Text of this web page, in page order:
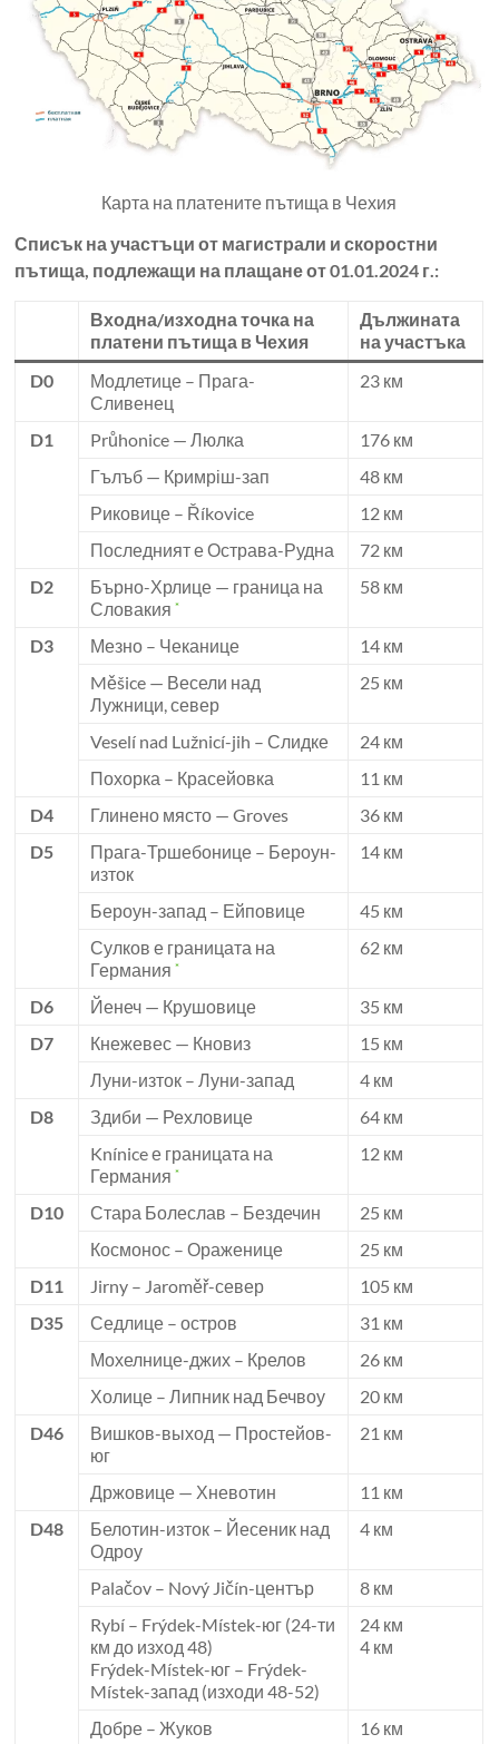
Карта на платените пътища в Чехия
Списък на участъци от магистрали и скоростни
пътища, подлежащи на плащане от 01.01.2024 г.:
Входна/изходна точка на
платени пътища в Чехия
Дължината
на участъка
D0
Модлетице – Прага-
Сливенец
23 км
D1 Průhonice — Люлка
176 км
Гълъб — Кримріш-зап
48 км
Риковице – Říkovice
12 км
Последният е Острава-Рудна
72 км
D2
Бърно-Хрлице — граница на
Словакия*
58 км
D3 Мезно – Чеканице
14 км
Měšice — Весели над
Лужници, север
25 км
Veselí nad Lužnicí-jih – Слидке
24 км
Похорка – Красейовка
11 км
D4
Глинено място — Groves
36 км
D5
Прага-Тршебонице – Бероун-
изток
14 км
Бероун-запад – Ейповице
45 км
Сулков е границата на
Германия*
62 км
D6 Йенеч — Крушовице
35 км
D7
Кнежевес — Кновиз
15 км
Луни-изток – Луни-запад
4 км
D8
Здиби — Рехловице
64 км
Knínice е границата на
Германия*
12 км
D10 Стара Болеслав – Бездечин
25 км
Космонос – Ораженице
25 км
D11
Jirny – Jaroměř-север
105 км
D35
Седлице – остров
31 км
Мохелнице-джих – Крелов
26 км
Холице – Липник над Бечвоу
20 км
D46
Вишков-выход — Простейов-
юг
21 км
Држовице — Хневотин
11 км
D48
Белотин-изток – Йесеник над
Одроу
4 км
Palačov – Nový Jičín-център
8 км
Rybí – Frýdek-Místek-юг (24-ти
км до изход 48)
Frýdek-Místek-юг – Frýdek-
Místek-запад (изходи 48-52)
24 км
4 км
Добре – Жуков 16 км